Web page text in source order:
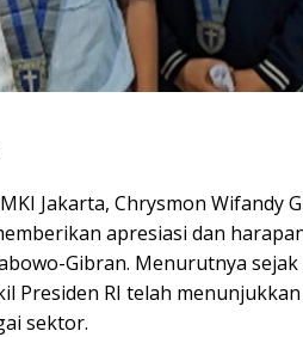
Jakarta, Chrysmon Wifandy
apresiasi dan
Gibran. Menurutnya
Presiden RI telah
sektor.